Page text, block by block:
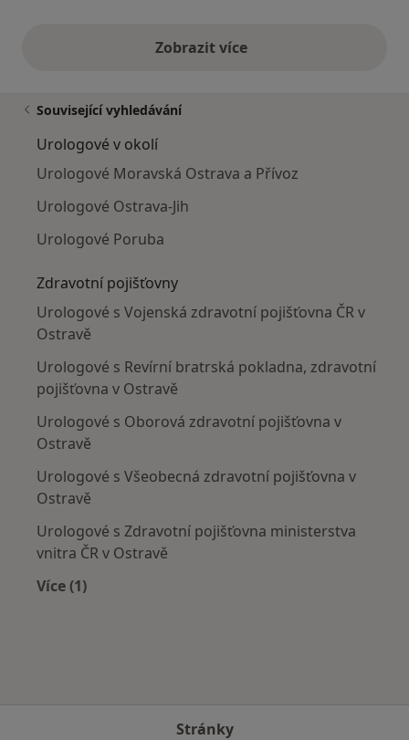
Zobrazit vícevýše uvedené názory
Související vyhledávání
Urologové v okolí
Urologové Moravská Ostrava a Přívoz
Urologové Ostrava-Jih
Urologové Poruba
Zdravotní pojišťovny
Urologové s Vojenská zdravotní pojišťovna ČR v
Ostravě
Urologové s Revírní bratrská pokladna, zdravotní
pojišťovna v Ostravě
Urologové s Oborová zdravotní pojišťovna v
Ostravě
Urologové s Všeobecná zdravotní pojišťovna v
Ostravě
Urologové s Zdravotní pojišťovna ministerstva
vnitra ČR v Ostravě
Více (1)
Stránky